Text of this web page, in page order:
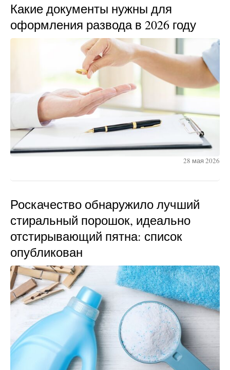
Какие документы нужны для
оформления развода в 2026 году
28 мая 2026
Роскачество обнаружило лучший
стиральный порошок, идеально
отстирывающий пятна: список
опубликован